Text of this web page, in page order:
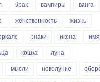
брак вампиры
ванга
женственность
жизнь
знаки икона
имя
кошка
луна
мысли новолуние